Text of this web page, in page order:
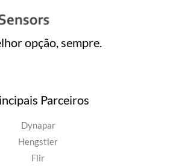
opção, sempre.
Parceiros
Dynapar
Hengstler
Flir